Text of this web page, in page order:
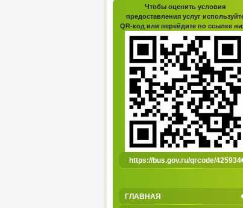
Чтобы оценить условия
предоставления услуг
QR-код или перейдите по ссылке
https://bus.gov.ru/qrcode/425934
ГЛАВНАЯ